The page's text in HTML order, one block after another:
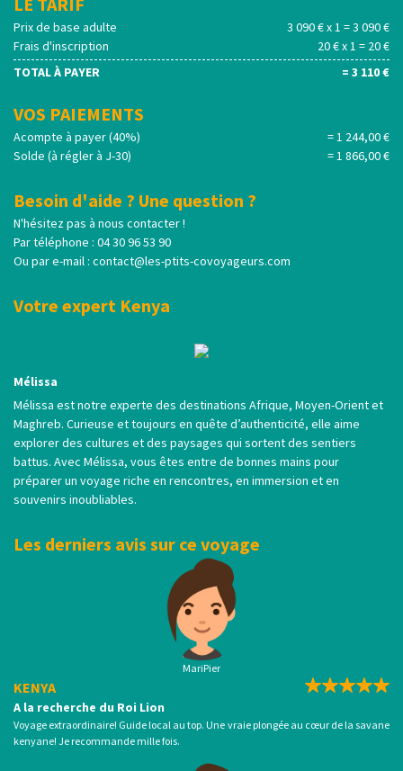
Prix de base adulte
3 090 € x 1 = 3 090 €
Frais d'inscription
20 € x 1 = 20 €
TOTAL À PAYER
= 3 110 €
VOS PAIEMENTS
Acompte à payer (40%)
= 1 244,00 €
Solde (à régler à J-30)
= 1 866,00 €
Besoin d'aide ? Une question ?
N'hésitez pas à nous contacter !
Par téléphone : 04 30 96 53 90
Ou par e-mail : contact@les-ptits-covoyageurs.com
Votre expert Kenya
Mélissa
Mélissa est notre experte des destinations Afrique, Moyen-Orient et
Maghreb. Curieuse et toujours en quête d’authenticité, elle aime
explorer des cultures et des paysages qui sortent des sentiers
battus. Avec Mélissa, vous êtes entre de bonnes mains pour
préparer un voyage riche en rencontres, en immersion et en
souvenirs inoubliables.
Les derniers avis sur ce voyage
MariPier
KENYA
A la recherche du Roi Lion
Voyage extraordinaire! Guide local au top. Une vraie plongée au cœur de la savane
kenyane! Je recommande mille fois.